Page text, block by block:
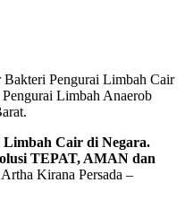
Bakteri Pengurai Limbah Cair
Limbah Anaerob
Limbah Cair di Negara.
TEPAT, AMAN dan
Kirana Persada –